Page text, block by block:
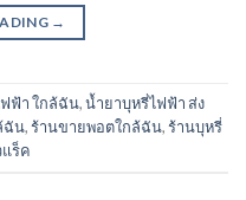
→
ฟ้า ใกล้ฉัน,น้ำยาบุหรี่ไฟฟ้า ส่ง
ฉัน,ร้านขายพอตใกล้ฉัน,ร้านบุหรี่
ร็ค